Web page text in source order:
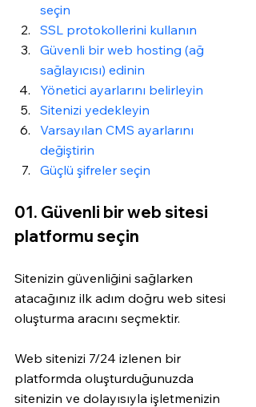
seçin
SSL protokollerini kullanın
Güvenli bir web hosting (ağ
sağlayıcısı) edinin
Yönetici ayarlarını belirleyin
Sitenizi yedekleyin
Varsayılan CMS ayarlarını
değiştirin
Güçlü şifreler seçin
01. Güvenli bir web sitesi
platformu seçin
Sitenizin güvenliğini sağlarken
atacağınız ilk adım doğru web sitesi
oluşturma aracını seçmektir.
Web sitenizi 7/24 izlenen bir
platformda oluşturduğunuzda
sitenizin ve dolayısıyla işletmenizin